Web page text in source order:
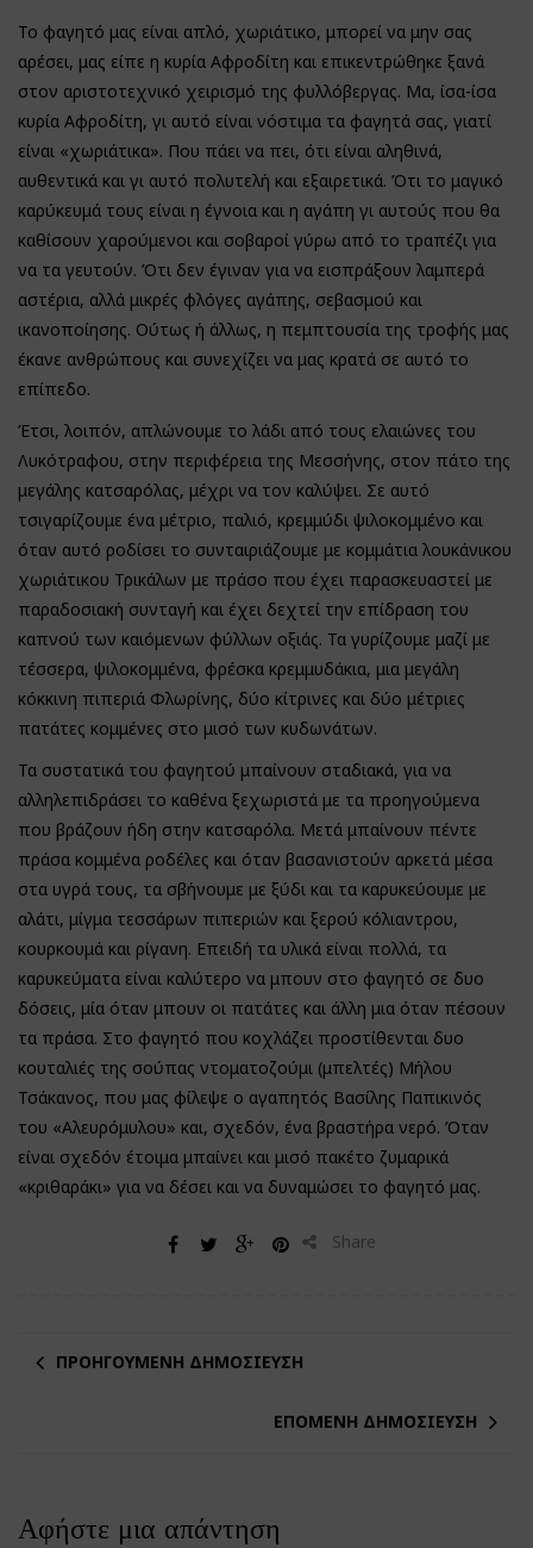
Το φαγητό μας είναι απλό, χωριάτικο, μπορεί να μην σας
αρέσει, μας είπε η κυρία Αφροδίτη και επικεντρώθηκε ξανά
στον αριστοτεχνικό χειρισμό της φυλλόβεργας. Μα, ίσα-ίσα
κυρία Αφροδίτη, γι αυτό είναι νόστιμα τα φαγητά σας, γιατί
είναι «χωριάτικα». Που πάει να πει, ότι είναι αληθινά,
αυθεντικά και γι αυτό πολυτελή και εξαιρετικά. Ότι το μαγικό
καρύκευμά τους είναι η έγνοια και η αγάπη γι αυτούς που θα
καθίσουν χαρούμενοι και σοβαροί γύρω από το τραπέζι για
να τα γευτούν. Ότι δεν έγιναν για να εισπράξουν λαμπερά
αστέρια, αλλά μικρές φλόγες αγάπης, σεβασμού και
ικανοποίησης. Ούτως ή άλλως, η πεμπτουσία της τροφής μας
έκανε ανθρώπους και συνεχίζει να μας κρατά σε αυτό το
επίπεδο.
Έτσι, λοιπόν, απλώνουμε το λάδι από τους ελαιώνες του
Λυκότραφου, στην περιφέρεια της Μεσσήνης, στον πάτο της
μεγάλης κατσαρόλας, μέχρι να τον καλύψει. Σε αυτό
τσιγαρίζουμε ένα μέτριο, παλιό, κρεμμύδι ψιλοκομμένο και
όταν αυτό ροδίσει το συνταιριάζουμε με κομμάτια λουκάνικου
χωριάτικου Τρικάλων με πράσο που έχει παρασκευαστεί με
παραδοσιακή συνταγή και έχει δεχτεί την επίδραση του
καπνού των καιόμενων φύλλων οξιάς. Τα γυρίζουμε μαζί με
τέσσερα, ψιλοκομμένα, φρέσκα κρεμμυδάκια, μια μεγάλη
κόκκινη πιπεριά Φλωρίνης, δύο κίτρινες και δύο μέτριες
πατάτες κομμένες στο μισό των κυδωνάτων.
Τα συστατικά του φαγητού μπαίνουν σταδιακά, για να
αλληλεπιδράσει το καθένα ξεχωριστά με τα προηγούμενα
που βράζουν ήδη στην κατσαρόλα. Μετά μπαίνουν πέντε
πράσα κομμένα ροδέλες και όταν βασανιστούν αρκετά μέσα
στα υγρά τους, τα σβήνουμε με ξύδι και τα καρυκεύουμε με
αλάτι, μίγμα τεσσάρων πιπεριών και ξερού κόλιαντρου,
κουρκουμά και ρίγανη. Επειδή τα υλικά είναι πολλά, τα
καρυκεύματα είναι καλύτερο να μπουν στο φαγητό σε δυο
δόσεις, μία όταν μπουν οι πατάτες και άλλη μια όταν πέσουν
τα πράσα. Στο φαγητό που κοχλάζει προστίθενται δυο
κουταλιές της σούπας ντοματοζούμι (μπελτές) Μήλου
Τσάκανος, που μας φίλεψε ο αγαπητός Βασίλης Παπικινός
του «Αλευρόμυλου» και, σχεδόν, ένα βραστήρα νερό. Όταν
είναι σχεδόν έτοιμα μπαίνει και μισό πακέτο ζυμαρικά
«κριθαράκι» για να δέσει και να δυναμώσει το φαγητό μας.
Share
ΠΡΟΗΓΟΎΜΕΝΗ ΔΗΜΟΣΊΕΥΣΗ
ΕΠΌΜΕΝΗ ΔΗΜΟΣΊΕΥΣΗ
Αφήστε μια απάντηση